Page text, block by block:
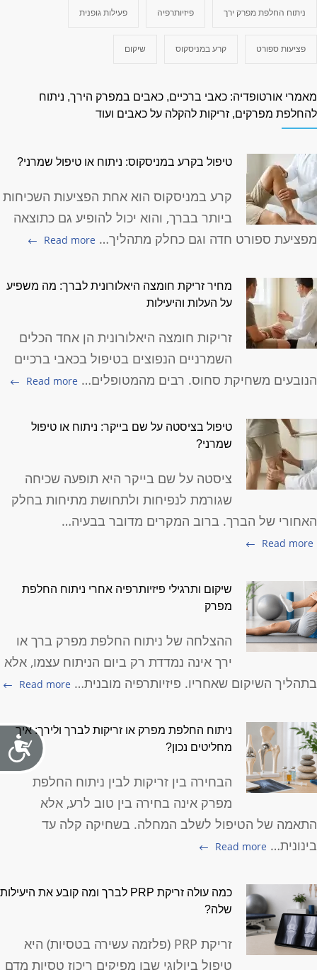
ניתוח החלפת מפרק ירך פיזיותרפיה פעילות גופנית
פציעות ספורט קרע במניסקוס שיקום
מאמרי אורטופדיה: כאבי ברכיים, כאבים במפרק הירך, ניתוח
להחלפת מפרקים, זריקות להקלה על כאבים ועוד
טיפול בקרע במניסקוס: ניתוח או טיפול שמרני?
קרע במניסקוס הוא אחת הפציעות השכיחות
ביותר בברך, והוא יכול להופיע גם כתוצאה
מפציעת ספורט חדה וגם כחלק מתהליך… Read more
מחיר זריקת חומצה היאלורונית לברך: מה משפיע
על העלות והיעילות
זריקות חומצה היאלורונית הן אחד הכלים
השמרניים הנפוצים בטיפול בכאבי ברכיים
הנובעים משחיקת סחוס. רבים מהמטופלים… Read more
טיפול בציסטה על שם בייקר: ניתוח או טיפול
שמרני?
ציסטה על שם בייקר היא תופעה שכיחה
שגורמת לנפיחות ולתחושת מתיחות בחלק
האחורי של הברך. ברוב המקרים מדובר בבעיה…
Read more
שיקום ותרגילי פיזיותרפיה אחרי ניתוח החלפת
מפרק
ההצלחה של ניתוח החלפת מפרק ברך או
ירך אינה נמדדת רק ביום הניתוח עצמו, אלא
בתהליך השיקום שאחריו. פיזיותרפיה מובנית… Read more
ניתוח החלפת מפרק או זריקות לברך ולירך: איך
מחליטים נכון?
הבחירה בין זריקות לבין ניתוח החלפת
מפרק אינה בחירה בין טוב לרע, אלא
התאמה של הטיפול לשלב המחלה. בשחיקה קלה עד
בינונית… Read more
כמה עולה זריקת PRP לברך ומה קובע את היעילות
שלה?
זריקת PRP (פלזמה עשירה בטסיות) היא
טיפול ביולוגי שבו מפיקים ריכוז טסיות מדם